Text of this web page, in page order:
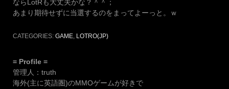
ならLotRも大丈夫かな？＾＾；
あまり期待せずに当選するのをまってよーっと。ｗ
CATEGORIES: GAME, LOTRO(JP)
= Profile =
管理人：truth
海外(主に英語圏)のMMOゲームが好きで